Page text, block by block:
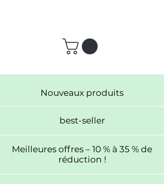
Nouveaux produits
best-seller
Meilleures offres – 10 % à 35 % de
réduction !